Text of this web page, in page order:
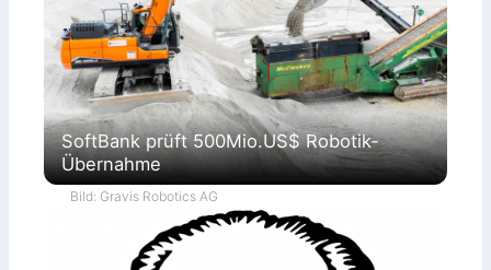
SoftBank prüft 500Mio.US$ Robotik-
Übernahme
Bild: Gravis Robotics AG